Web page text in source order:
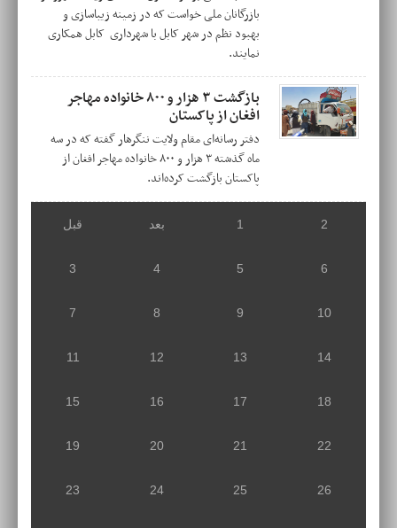
بازرگانان ملی خواست که در زمینه زیباسازی و
بهبود نظم در شهر کابل با شهرداری کابل همکاری
نمایند.
بازگشت ۳ هزار و ۸۰۰ خانواده مهاجر
افغان از پاکستان
دفتر رسانه‌ای مقام ولایت ننگرهار گفته که در سه
ماه گذشته ۳ هزار و ۸۰۰ خانواده مهاجر افغان از
پاکستان بازگشت کرده‌اند.
قبل بعد 1 2
3 4 5 6
7 8 9 10
11 12 13 14
15 16 17 18
19 20 21 22
23 24 25 26